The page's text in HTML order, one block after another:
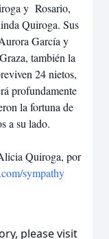
y Rosario,
Quiroga. Sus
García y
también la
24 nietos,
profundamente
la fortuna de
a su lado.
Quiroga, por
sympathy
please visit